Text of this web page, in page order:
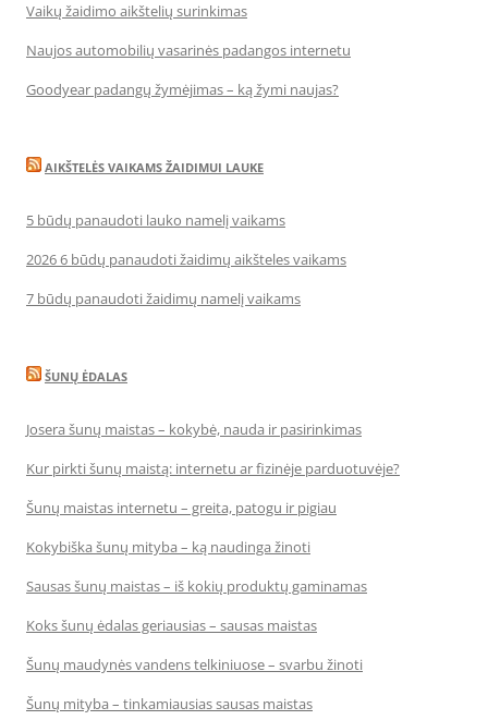
Vaikų žaidimo aikštelių surinkimas
Naujos automobilių vasarinės padangos internetu
Goodyear padangų žymėjimas – ką žymi naujas?
AIKŠTELĖS VAIKAMS ŽAIDIMUI LAUKE
5 būdų panaudoti lauko namelį vaikams
2026 6 būdų panaudoti žaidimų aikšteles vaikams
7 būdų panaudoti žaidimų namelį vaikams
ŠUNŲ ĖDALAS
Josera šunų maistas – kokybė, nauda ir pasirinkimas
Kur pirkti šunų maistą: internetu ar fizinėje parduotuvėje?
Šunų maistas internetu – greita, patogu ir pigiau
Kokybiška šunų mityba – ką naudinga žinoti
Sausas šunų maistas – iš kokių produktų gaminamas
Koks šunų ėdalas geriausias – sausas maistas
Šunų maudynės vandens telkiniuose – svarbu žinoti
Šunų mityba – tinkamiausias sausas maistas